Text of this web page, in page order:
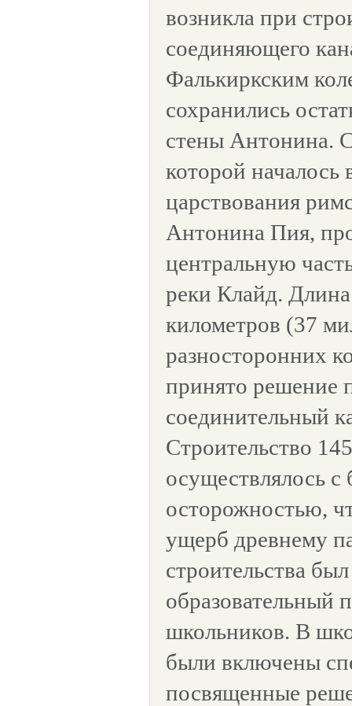
возникла при
соединяющего
Фалькиркским
сохранились
стены Антонина.
которой началось
царствования
Антонина Пия,
центральную
реки Клайд.
километров (37
разносторонних
принято решение
соединительный
Строительство
осуществлялось
осторожностью,
ущерб древнему
строительства
образовательный
школьников. В
были включены
посвященные